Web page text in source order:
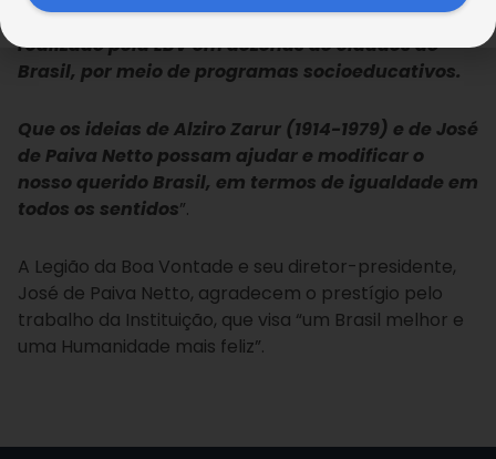
Os nossos parabéns pelo excelente trabalho
realizado pela LBV em dezenas de cidades do
Brasil, por meio de programas socioeducativos.
Que os ideias de Alziro Zarur (1914-1979) e de José
de Paiva Netto possam ajudar e modificar o
nosso querido Brasil, em termos de igualdade em
todos os sentidos”.
A Legião da Boa Vontade e seu diretor-presidente,
José de Paiva Netto, agradecem o prestígio pelo
trabalho da Instituição, que visa “um Brasil melhor e
uma Humanidade mais feliz”.